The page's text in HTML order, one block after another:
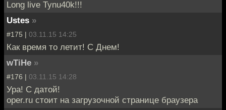
Long live Tynu40k!!!
Ustes »
#175 | 03.11.15 14:25
Как время то летит! С Днем!
wTiHe »
#176 | 03.11.15 14:28
Ура! С датой!
oper.ru стоит на загрузочной странице браузера